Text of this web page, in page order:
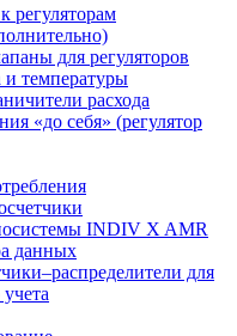
регуляторам
для регуляторов
и температуры
расхода
«до себя» (регулятор
INDIV X AMR
данных
для